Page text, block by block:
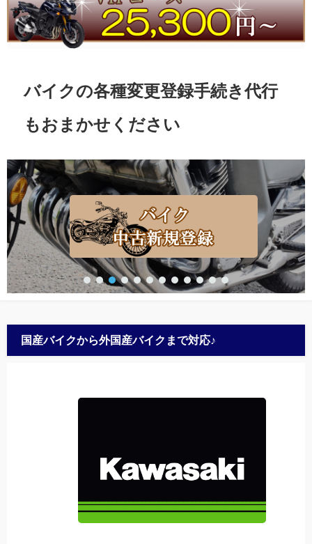
バイクの各種変更登録手続き代行
もおまかせください
国産バイクから外国産バイクまで対応♪